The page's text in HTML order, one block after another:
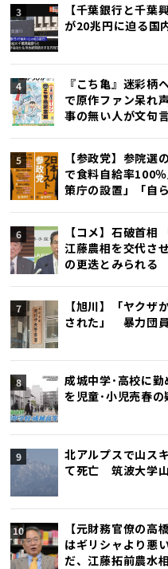
【千葉銀行と千
が20兆円に迫る国
『こち亀』迷彩柄
で原作ファン呆れ
事の無い人が文句言
【参政党】参院選
で食料自給率100
策庁の設置」「自
【コメ】石破首相
江藤農相を交代さ
の更迭とみられる
【旭川】「ヤクザ
された」 暴力団
成城中学･高校に
を児童･小児売春の
北アルプスで山ス
て死亡 筑波大学
【元財務官僚の高
はギリシャより悪
だ、江藤拓前農水